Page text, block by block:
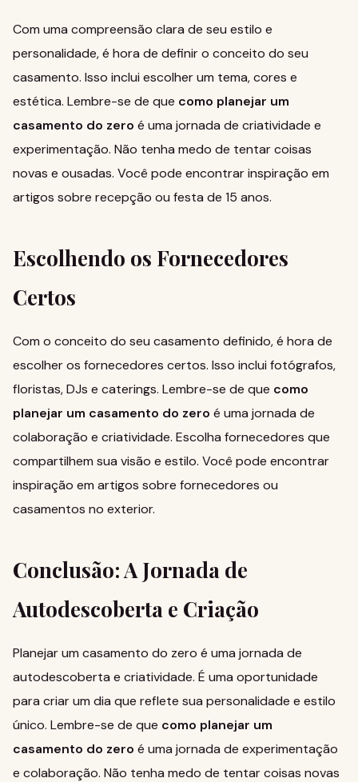
Com uma compreensão clara de seu estilo e
personalidade, é hora de definir o conceito do seu
casamento. Isso inclui escolher um tema, cores e
estética. Lembre-se de que como planejar um
casamento do zero é uma jornada de criatividade e
experimentação. Não tenha medo de tentar coisas
novas e ousadas. Você pode encontrar inspiração em
artigos sobre recepção ou festa de 15 anos.
Escolhendo os Fornecedores
Certos
Com o conceito do seu casamento definido, é hora de
escolher os fornecedores certos. Isso inclui fotógrafos,
floristas, DJs e caterings. Lembre-se de que como
planejar um casamento do zero é uma jornada de
colaboração e criatividade. Escolha fornecedores que
compartilhem sua visão e estilo. Você pode encontrar
inspiração em artigos sobre fornecedores ou
casamentos no exterior.
Conclusão: A Jornada de
Autodescoberta e Criação
Planejar um casamento do zero é uma jornada de
autodescoberta e criatividade. É uma oportunidade
para criar um dia que reflete sua personalidade e estilo
único. Lembre-se de que como planejar um
casamento do zero é uma jornada de experimentação
e colaboração. Não tenha medo de tentar coisas novas